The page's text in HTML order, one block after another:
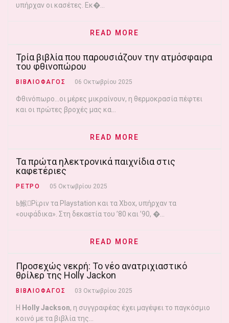
υπήρχαν οι κασέτες. Εκ�...
READ MORE
Τρία βιβλία που παρουσιάζουν την ατμόσφαιρα
του φθινοπώρου
ΒΙΒΛΙΟΦΑΓΟΣ 06 Οκτωβρίου 2025
Φθινόπωρο…οι μέρες μικραίνουν, η θερμοκρασία πέφτει
και οι πρώτες βροχές μας κα...
READ MORE
Τα πρώτα ηλεκτρονικά παιχνίδια στις
καφετέριες
ΡΕΤΡΟ 05 Οκτωβρίου 2025
ߕ鯸Pi;ριν τα Playstation και τα Xbox, υπήρχαν τα
«ουφάδικα». Στη δεκαετία του ’80 και ’90, �...
READ MORE
Προσεχώς νεκρή: Το νέο ανατριχιαστικό
θρίλερ της Holly Jackon
ΒΙΒΛΙΟΦΑΓΟΣ 03 Οκτωβρίου 2025
Η Holly Jackson, η συγγραφέας έχει μαγέψει το παγκόσμιο
κοινό με τα βιβλία της...